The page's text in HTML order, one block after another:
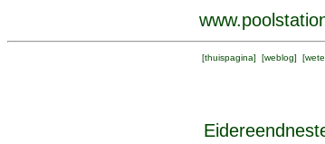
[thuispagina] [weblog] [